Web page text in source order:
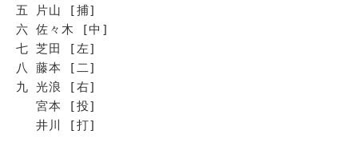
五 片山 [捕]
六 佐々木 [中]
七 芝田 [左]
八 藤本 [二]
九 光浪 [右]
宮本 [投]
井川 [打]